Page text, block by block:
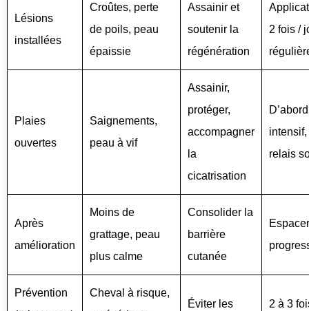
Lésions
installées
Croûtes, perte
de poils, peau
épaissie
Assainir et
soutenir la
régénération
2 fois /
Plaies
ouvertes
Saignements,
peau à vif
Assainir,
protéger,
accompagner
la
cicatrisation
relais
Après
amélioration
Moins de
grattage, peau
plus calme
Consolider la
barrière
cutanée
Espacer
Prévention
Cheval à risque,
Éviter les
2 à 3